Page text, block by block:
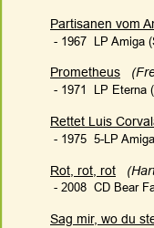
Partisanen vom
- 1967  LP Amiga
Prometheus
- 1971  LP Eterna
Rettet Luis
- 1975  5-LP
Rot, rot, rot
- 2008  CD Bear
Sag mir, wo du